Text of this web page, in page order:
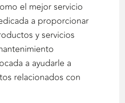
el mejor servicio
a proporcionar
y servicios
a ayudarle a
relacionados con